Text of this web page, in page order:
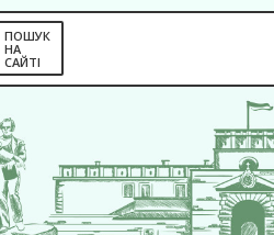
ПОШУК
НА
САЙТІ